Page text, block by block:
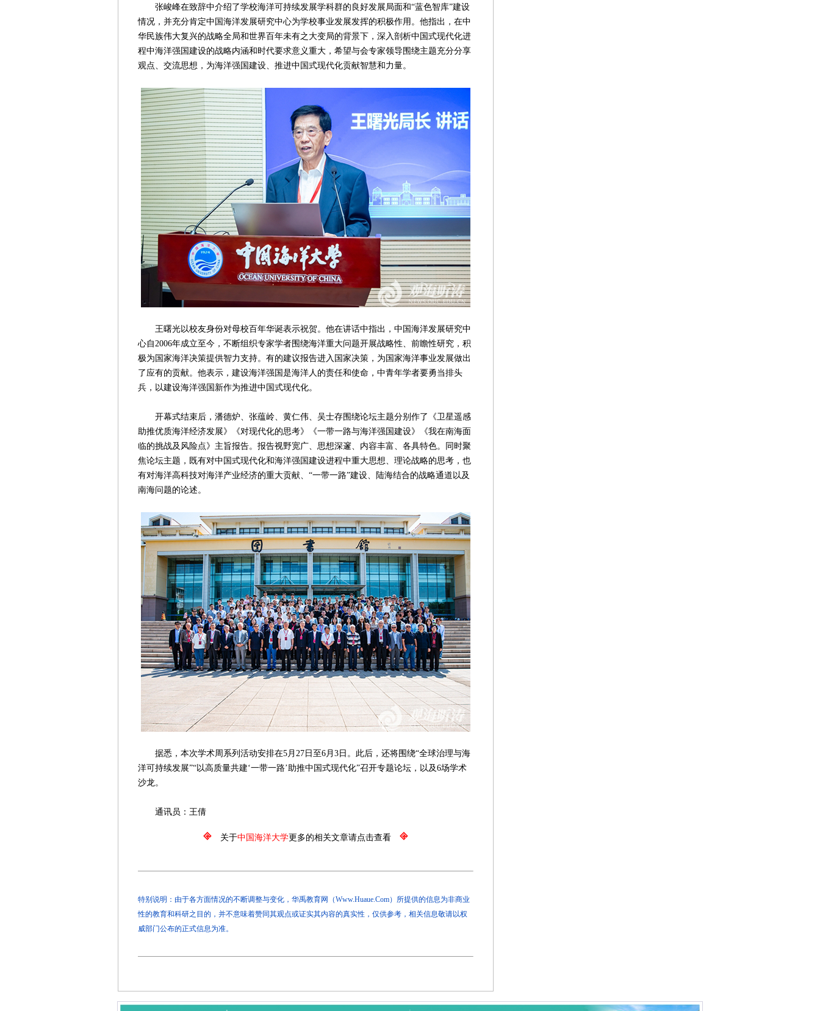
张峻峰在致辞中介绍了学校海洋可持续发展学科群的良好发展局面和“蓝色智库”建设
情况，并充分肯定中国海洋发展研究中心为学校事业发展发挥的积极作用。他指出，在中
华民族伟大复兴的战略全局和世界百年未有之大变局的背景下，深入剖析中国式现代化进
程中海洋强国建设的战略内涵和时代要求意义重大，希望与会专家领导围绕主题充分分享
观点、交流思想，为海洋强国建设、推进中国式现代化贡献智慧和力量。
王曙光以校友身份对母校百年华诞表示祝贺。他在讲话中指出，中国海洋发展研究中
心自2006年成立至今，不断组织专家学者围绕海洋重大问题开展战略性、前瞻性研究，积
极为国家海洋决策提供智力支持。有的建议报告进入国家决策，为国家海洋事业发展做出
了应有的贡献。他表示，建设海洋强国是海洋人的责任和使命，中青年学者要勇当排头
兵，以建设海洋强国新作为推进中国式现代化。
开幕式结束后，潘德炉、张蕴岭、黄仁伟、吴士存围绕论坛主题分别作了《卫星遥感
助推优质海洋经济发展》《对现代化的思考》《一带一路与海洋强国建设》《我在南海面
临的挑战及风险点》主旨报告。报告视野宽广、思想深邃、内容丰富、各具特色。同时聚
焦论坛主题，既有对中国式现代化和海洋强国建设进程中重大思想、理论战略的思考，也
有对海洋高科技对海洋产业经济的重大贡献、“一带一路”建设、陆海结合的战略通道以及
南海问题的论述。
据悉，本次学术周系列活动安排在5月27日至6月3日。此后，还将围绕“全球治理与海
洋可持续发展”“以高质量共建‘一带一路’助推中国式现代化”召开专题论坛，以及6场学术
沙龙。
通讯员：王倩
关于中国海洋大学更多的相关文章请点击查看
特别说明：由于各方面情况的不断调整与变化，华禹教育网（Www.Huaue.Com）所提供的信息为非商业
性的教育和科研之目的，并不意味着赞同其观点或证实其内容的真实性，仅供参考，相关信息敬请以权
威部门公布的正式信息为准。